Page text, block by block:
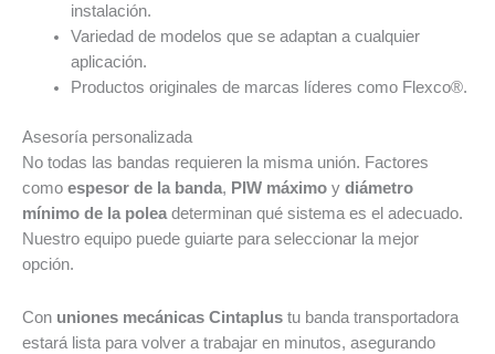
instalación.
Variedad de modelos que se adaptan a cualquier
aplicación.
Productos originales de marcas líderes como Flexco®.
Asesoría personalizada
No todas las bandas requieren la misma unión. Factores
como espesor de la banda, PIW máximo y diámetro
mínimo de la polea determinan qué sistema es el adecuado.
Nuestro equipo puede guiarte para seleccionar la mejor
opción.
Con uniones mecánicas Cintaplus tu banda transportadora
estará lista para volver a trabajar en minutos, asegurando